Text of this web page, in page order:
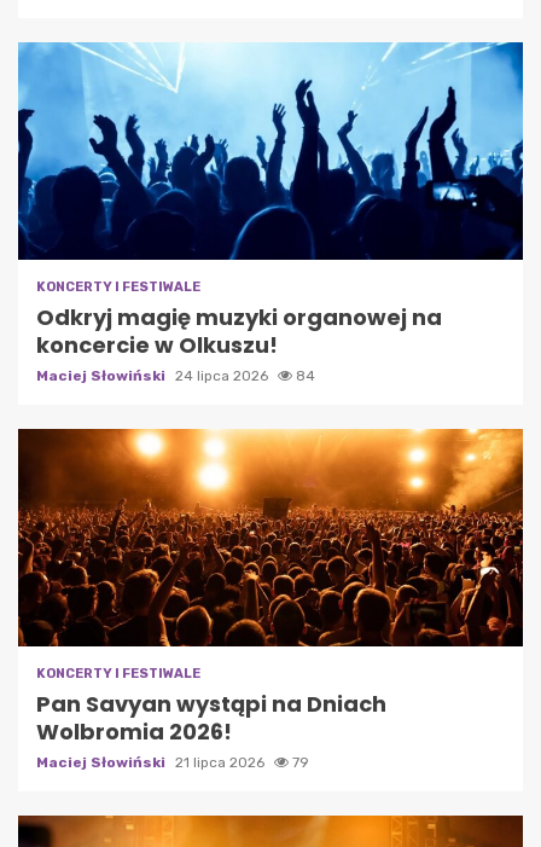
KONCERTY I FESTIWALE
Odkryj magię muzyki organowej na
koncercie w Olkuszu!
Maciej Słowiński 24 lipca 2026 84
KONCERTY I FESTIWALE
Pan Savyan wystąpi na Dniach
Wolbromia 2026!
Maciej Słowiński 21 lipca 2026 79